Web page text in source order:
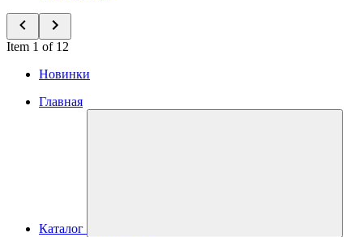
Item 1 of 12
Новинки
Главная
Каталог